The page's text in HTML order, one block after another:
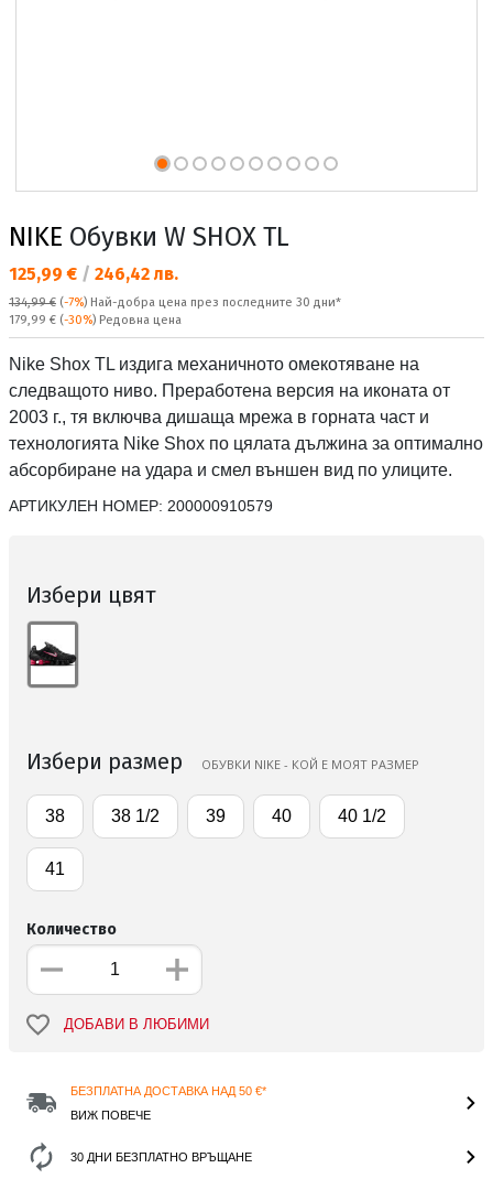
NIKE Обувки W SHOX TL
Текуща цена:
125,99 € / 246,42 лв.
134,99 € (-7%) Най-добра цена през последните 30 дни*
Редовна цена:
179,99 € (-30%) Редовна цена
Nike Shox TL издига механичното омекотяване на
следващото ниво. Преработена версия на иконата от
2003 г., тя включва дишаща мрежа в горната част и
технологията Nike Shox по цялата дължина за оптимално
абсорбиране на удара и смел външен вид по улиците.
АРТИКУЛЕН НОМЕР: 200000910579
Избери цвят
Избери размер ОБУВКИ NIKE - КОЙ Е МОЯТ РАЗМЕР
38 38 1/2 39 40 40 1/2
41
Количество
ДОБАВИ В ЛЮБИМИ
БЕЗПЛАТНА ДОСТАВКА НАД 50 €*
ВИЖ ПОВЕЧЕ
30 ДНИ БЕЗПЛАТНО ВРЪЩАНЕ